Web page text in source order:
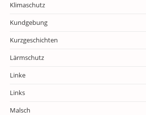
Klimaschutz
Kundgebung
Kurzgeschichten
Lärmschutz
Linke
Links
Malsch